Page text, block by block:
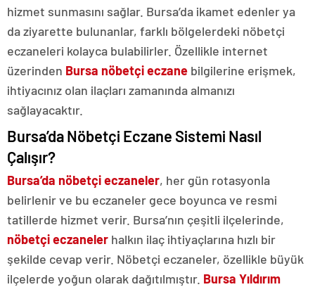
hizmet sunmasını sağlar. Bursa’da ikamet edenler ya
da ziyarette bulunanlar, farklı bölgelerdeki nöbetçi
eczaneleri kolayca bulabilirler. Özellikle internet
üzerinden Bursa nöbetçi eczane bilgilerine erişmek,
ihtiyacınız olan ilaçları zamanında almanızı
sağlayacaktır.
Bursa’da Nöbetçi Eczane Sistemi Nasıl
Çalışır?
Bursa’da nöbetçi eczaneler, her gün rotasyonla
belirlenir ve bu eczaneler gece boyunca ve resmi
tatillerde hizmet verir. Bursa’nın çeşitli ilçelerinde,
nöbetçi eczaneler halkın ilaç ihtiyaçlarına hızlı bir
şekilde cevap verir. Nöbetçi eczaneler, özellikle büyük
ilçelerde yoğun olarak dağıtılmıştır. Bursa Yıldırım